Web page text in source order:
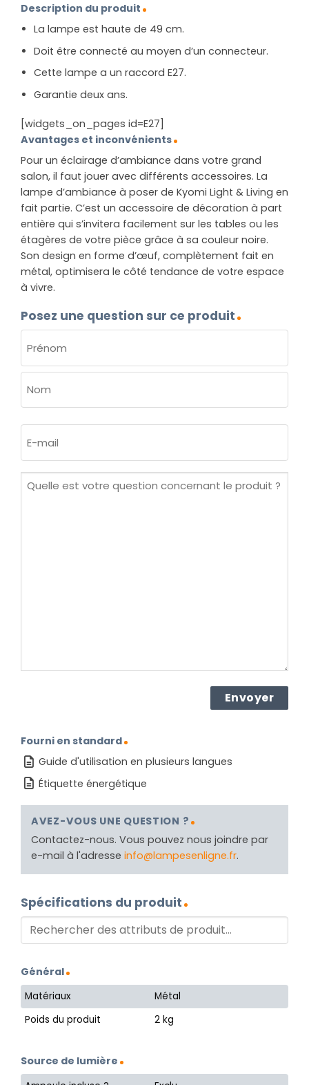
Description du produit
La lampe est haute de 49 cm.
Doit être connecté au moyen d’un connecteur.
Cette lampe a un raccord E27.
Garantie deux ans.
[widgets_on_pages id=E27]
Avantages et inconvénients
Pour un éclairage d’ambiance dans votre grand
salon, il faut jouer avec différents accessoires. La
lampe d’ambiance à poser de Kyomi Light & Living en
fait partie. C’est un accessoire de décoration à part
entière qui s’invitera facilement sur les tables ou les
étagères de votre pièce grâce à sa couleur noire.
Son design en forme d’œuf, complètement fait en
métal, optimisera le côté tendance de votre espace
à vivre.
Posez une question sur ce produit
(NÉCESSAIRE)
Prénom
mail
Quelle
Fourni en standard
Guide d'utilisation en plusieurs langues
Étiquette énergétique
AVEZ-VOUS UNE QUESTION ?
Contactez-nous. Vous pouvez nous joindre par
e-mail à l'adresse info@lampesenligne.fr.
Spécifications du produit
Général
Matériaux
Métal
Poids du produit
2 kg
Source de lumière